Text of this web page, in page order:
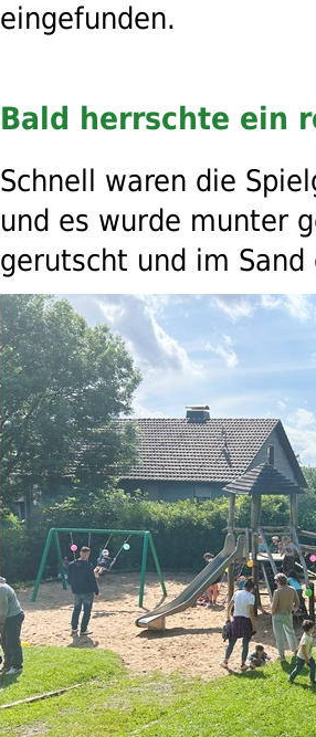
eingefunden.
Bald herrschte ein
Schnell waren die
und es wurde munter
gerutscht und im